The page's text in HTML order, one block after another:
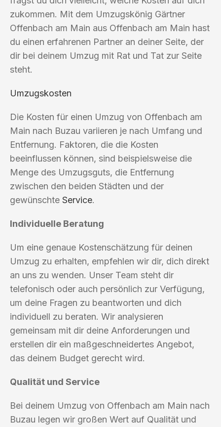
zukommen. Mit dem Umzugskönig Gärtner
Offenbach am Main aus Offenbach am Main hast
du einen erfahrenen Partner an deiner Seite, der
dir bei deinem Umzug mit Rat und Tat zur Seite
steht.
Umzugskosten
Die Kosten für einen Umzug von Offenbach am
Main nach Buzau variieren je nach Umfang und
Entfernung. Faktoren, die die Kosten
beeinflussen können, sind beispielsweise die
Menge des Umzugsguts, die Entfernung
zwischen den beiden Städten und der
gewünschte Service.
Individuelle Beratung
Um eine genaue Kostenschätzung für deinen
Umzug zu erhalten, empfehlen wir dir, dich direkt
an uns zu wenden. Unser Team steht dir
telefonisch oder auch persönlich zur Verfügung,
um deine Fragen zu beantworten und dich
individuell zu beraten. Wir analysieren
gemeinsam mit dir deine Anforderungen und
erstellen dir ein maßgeschneidertes Angebot,
das deinem Budget gerecht wird.
Qualität und Service
Bei deinem Umzug von Offenbach am Main nach
Buzau legen wir großen Wert auf Qualität und